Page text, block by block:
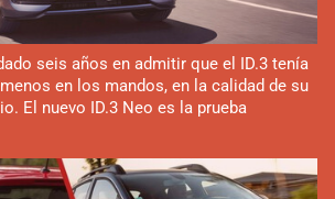
seis años en admitir que el ID.3 tenía
en los mandos, en la calidad de su
El nuevo ID.3 Neo es la prueba